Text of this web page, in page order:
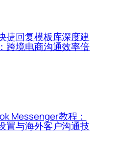
捷回复模板库深度建
跨境电商沟通效率倍
Messenger教程：
置与海外客户沟通技